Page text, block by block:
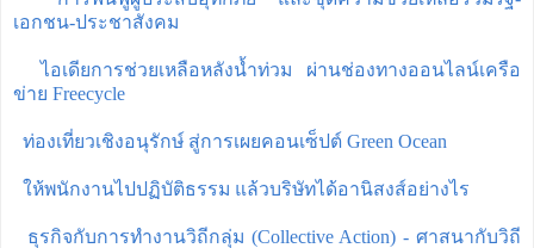
เอกชน-ประชาสังคม
ไอเดียการช่วยเหลือหลังน้ำท่วม ผ่านช่องทางออนไลน์เครือ
ข่าย Freecycle
ท่องเที่ยวเชิงอนุรักษ์ สู่การเผยคอนเซ็ปต์ Green Ocean
ให้พนักงานไปปฏิบัติธรรม แล้วบริษัทได้อานิสงส์อย่างไร
ธุรกิจกับการทำงานวิถีกลุ่ม (Collective Action) - ศาสนากับวิถี